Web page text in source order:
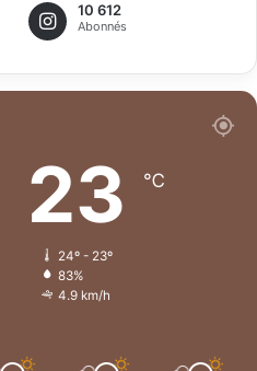
10 612
Abonnés
23 ℃
24º - 23º
83%
4.9 km/h